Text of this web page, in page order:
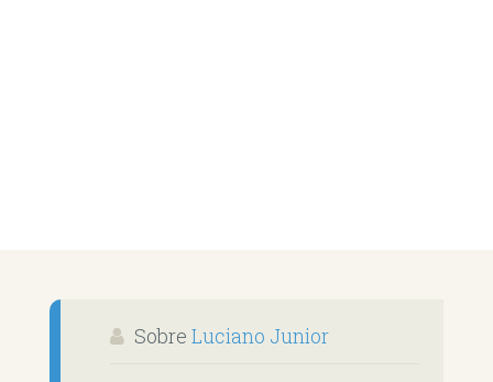
Sobre Luciano Junior